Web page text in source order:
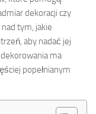
dekoracji czy
tym, jakie
aby nadać jej
ma
popełnianym